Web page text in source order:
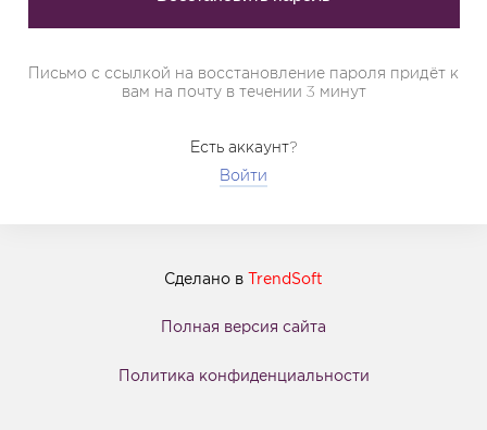
Письмо с ссылкой на восстановление пароля придёт к
вам на почту в течении 3 минут
Есть аккаунт?
Войти
Сделано в TrendSoft
Полная версия сайта
Политика конфиденциальности